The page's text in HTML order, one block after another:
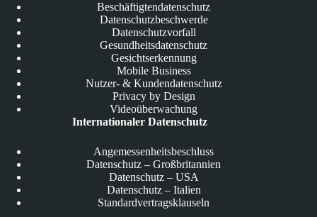
Beschäftigtendatenschutz
Datenschutzbeschwerde
Datenschutzvorfall
Gesundheitsdatenschutz
Gesichtserkennung
Mobile Business
Nutzer- & Kundendatenschutz
Privacy by Design
Videoüberwachung
Internationaler Datenschutz
Angemessenheitsbeschluss
Datenschutz – Großbritannien
Datenschutz – USA
Datenschutz – Italien
Standardvertragsklauseln